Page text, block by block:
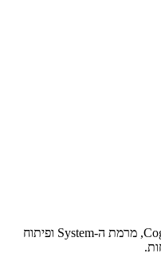
פורום העוסק בכלי ה-BI של חברת Cognos, מרמת ה-System ופיתוח